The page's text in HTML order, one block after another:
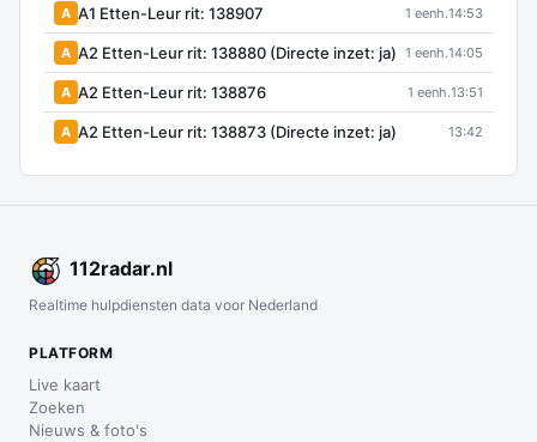
A A1 Etten-Leur rit: 138907 1 eenh.14:53
A A2 Etten-Leur rit: 138880 (Directe inzet: ja) 1 eenh.14:05
A A2 Etten-Leur rit: 138876 1 eenh.13:51
A A2 Etten-Leur rit: 138873 (Directe inzet: ja) 13:42
112radar.nl
Realtime hulpdiensten data voor Nederland
PLATFORM
Live kaart
Zoeken
Nieuws & foto's